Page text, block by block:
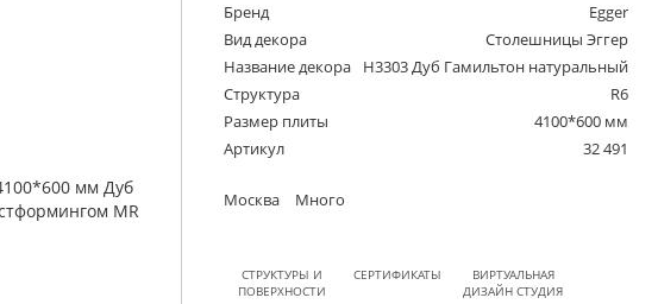
Бренд
Egger
Вид декора
Столешницы Эггер
Название декора
H3303 Дуб Гамильтон натуральный
Структура
R6
Размер плиты
4100*600 мм
Артикул
32 491
Москва Много
СТРУКТУРЫ И
ПОВЕРХНОСТИ
СЕРТИФИКАТЫ
ВИРТУАЛЬНАЯ
ДИЗАЙН СТУДИЯ